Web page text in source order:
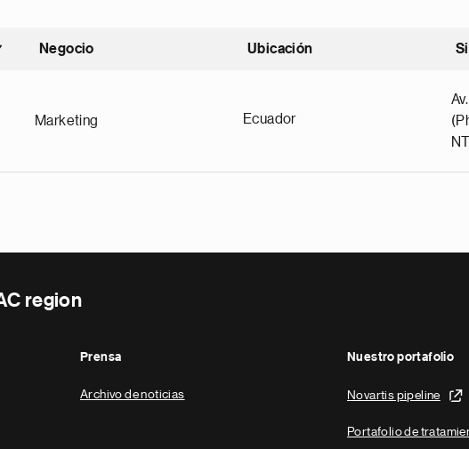
Ordenar ascendente
Negocio Ubicación
Marketing Ecuador
region
Prensa
Archivo de noticias
Nuestro portafolio
Novartis pipeline
Portafolio de